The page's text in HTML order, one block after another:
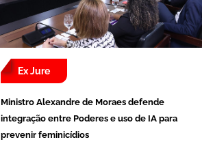
Ex Jure
Ministro Alexandre de Moraes defende
integração entre Poderes e uso de IA para
prevenir feminicídios